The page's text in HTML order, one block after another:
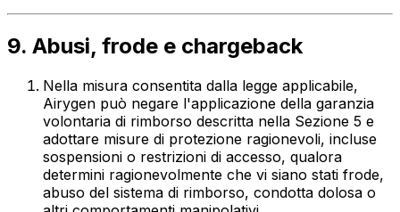
9. Abusi, frode e chargeback
Nella misura consentita dalla legge applicabile,
Airygen può negare l'applicazione della garanzia
volontaria di rimborso descritta nella Sezione 5 e
adottare misure di protezione ragionevoli, incluse
sospensioni o restrizioni di accesso, qualora
determini ragionevolmente che vi siano stati frode,
abuso del sistema di rimborso, condotta dolosa o